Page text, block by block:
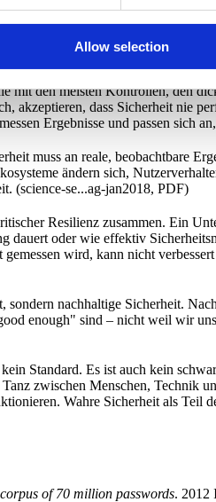
Allow selection
als auch menschlich tragbar
mit den meisten Kontrollen, den
akzeptieren, dass Sicherheit nie
Ergebnisse und passen sich
muss an reale, beobachtbare
ändern sich,
(science-se...ag-jan2018, PDF)
Resilienz zusammen. Ein
dauert oder wie effektiv
wird, kann nicht
nachhaltige Sicherheit.
enough" sind – nicht weil wir
Standard. Es ist auch kein
zwischen Menschen, Technik
Wahre Sicherheit als Teil
of 70 million passwords. 2012